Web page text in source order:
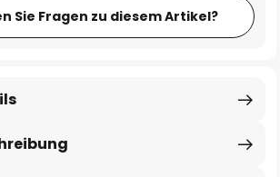
Sie Fragen zu diesem Artikel?